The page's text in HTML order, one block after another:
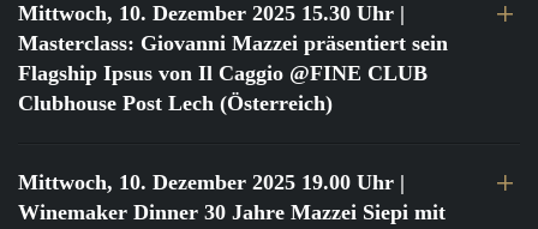
Mittwoch, 10. Dezember 2025 15.30 Uhr |
Masterclass: Giovanni Mazzei präsentiert sein
Flagship Ipsus von Il Caggio @FINE CLUB
Clubhouse Post Lech (Österreich)
Mittwoch, 10. Dezember 2025 19.00 Uhr |
Winemaker Dinner 30 Jahre Mazzei Siepi mit